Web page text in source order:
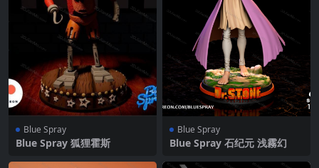
Blue Spray
Blue Spray 狐狸霍斯
Blue Spray
Blue Spray 石纪元 浅霧幻